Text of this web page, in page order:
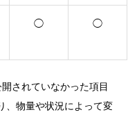
◯ ◯
されていなかった項目
、物量や状況によって変